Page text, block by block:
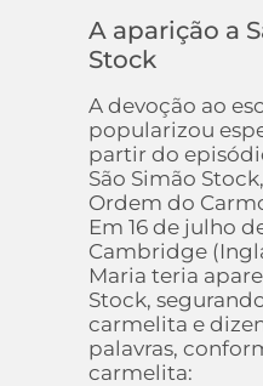
A aparição a
Stock
A devoção ao
popularizou
partir do
São Simão
Ordem do
Em 16 de julho
Cambridge
Maria teria
Stock,
carmelita e
palavras,
carmelita: